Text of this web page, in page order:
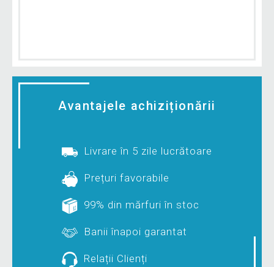
Avantajele achiziționării
Livrare în 5 zile lucrătoare
Prețuri favorabile
99% din mărfuri în stoc
Banii înapoi garantat
Relații Clienți